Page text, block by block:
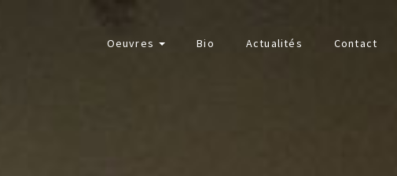
Oeuvres Bio Actualités Contact